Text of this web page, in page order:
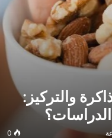
والتركيز:
0